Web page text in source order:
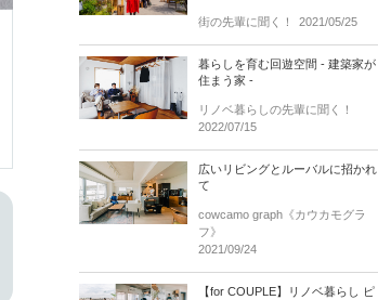
街の先輩に聞く！ 2021/05/25
暮らしを育む回遊空間 - 建築家が
住まう家 -
リノベ暮らしの先輩に聞く！
2022/07/15
広いリビングとルーバルに招かれ
て
cowcamo graph《カウカモグラ
フ》
2021/09/24
【for COUPLE】リノベ暮らし ピ